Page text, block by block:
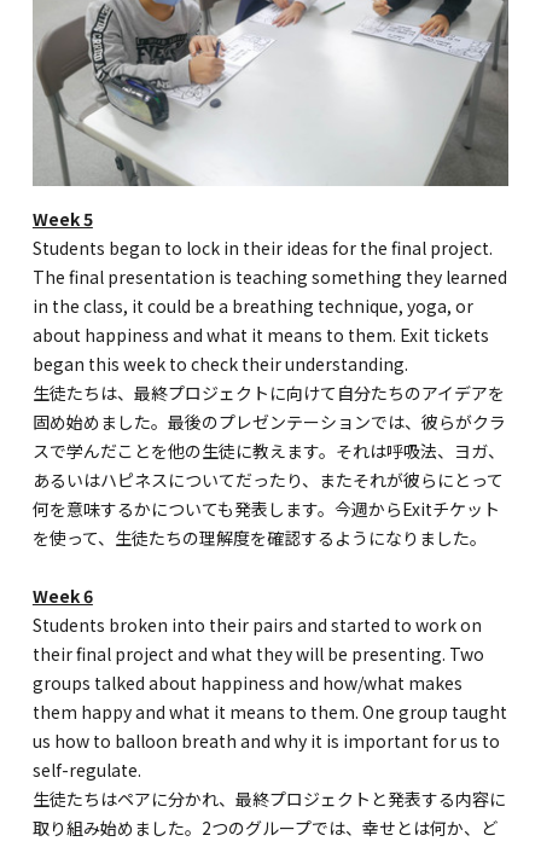
Week 5
Students began to lock in their ideas for the final project.
The final presentation is teaching something they learned
in the class, it could be a breathing technique, yoga, or
about happiness and what it means to them. Exit tickets
began this week to check their understanding.
生徒たちは、最終プロジェクトに向けて自分たちのアイデアを
固め始めました。最後のプレゼンテーションでは、彼らがクラ
スで学んだことを他の生徒に教えます。それは呼吸法、ヨガ、
あるいはハピネスについてだったり、またそれが彼らにとって
何を意味するかについても発表します。今週からExitチケット
を使って、生徒たちの理解度を確認するようになりました。
Week 6
Students broken into their pairs and started to work on
their final project and what they will be presenting. Two
groups talked about happiness and how/what makes
them happy and what it means to them. One group taught
us how to balloon breath and why it is important for us to
self-regulate.
生徒たちはペアに分かれ、最終プロジェクトと発表する内容に
取り組み始めました。2つのグループでは、幸せとは何か、ど